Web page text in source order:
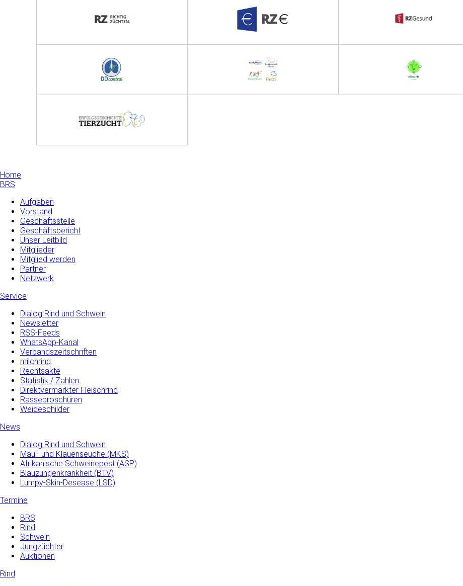
Home
BRS
Aufgaben
Vorstand
Geschäftsstelle
Geschäftsbericht
Unser Leitbild
Mitglieder
Mitglied werden
Partner
Netzwerk
Service
Dialog Rind und Schwein
Newsletter
RSS-Feeds
WhatsApp-Kanal
Verbandszeitschriften
milchrind
Rechtsakte
Statistik / Zahlen
Direktvermarkter Fleischrind
Rassebroschüren
Weideschilder
News
Dialog Rind und Schwein
Maul- und­ Klauenseuche­ (MKS)
Afrikanische Schweinepest (ASP)
Blauzungenkrankheit (BTV)
Lumpy-Skin-Desease (LSD)
Termine
BRS
Rind
Schwein
Jungzüchter
Auktionen
Rind